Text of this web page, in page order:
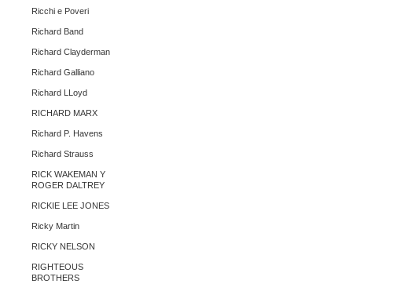
Ricchi e Poveri
Richard Band
Richard Clayderman
Richard Galliano
Richard LLoyd
RICHARD MARX
Richard P. Havens
Richard Strauss
RICK WAKEMAN Y
ROGER DALTREY
RICKIE LEE JONES
Ricky Martin
RICKY NELSON
RIGHTEOUS
BROTHERS